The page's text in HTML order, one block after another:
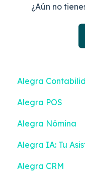
¿Aún no
Alegra
Facturación
Ingresos
Gastos
Contactos
Alegra POS
Facturar
Facturación
Turnos
Alegra Nómina
Alegra IA: Tu
Alegra CRM